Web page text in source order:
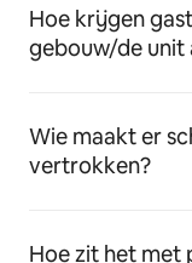
Hoe krijgen
gebouw/de unit
Wie maakt er
vertrokken?
Hoe zit het met